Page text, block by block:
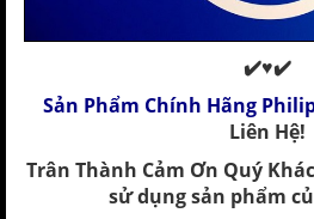
✔️♥✔️
Sản Phẩm Chính Hãng
Liên Hệ!
Trân Thành Cảm Ơn Quý
sử dụng sản phẩm